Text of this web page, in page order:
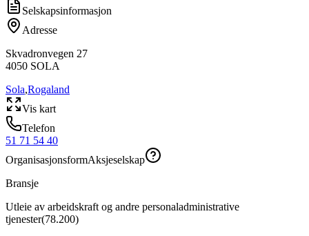
Selskapsinformasjon
Adresse
Skvadronvegen 27
4050 SOLA
Sola,Rogaland
Vis kart
Telefon
51 71 54 40
OrganisasjonsformAksjeselskap
Bransje
Utleie av arbeidskraft og andre personaladministrative
tjenester(78.200)